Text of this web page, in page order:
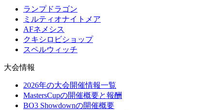
ランプドラゴン
ミルティオナイトメア
AFネメシス
クキシロビショップ
スペルウィッチ
大会情報
2026年の大会開催情報一覧
MastersCupの開催概要と報酬
BO3 Showdownの開催概要